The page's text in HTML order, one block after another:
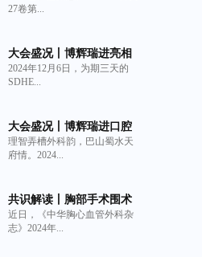
（2024年版）与非交联猪
外基质材料生物补片的临
床获益
27卷第...
大会盛况丨博辉瑞进亮相
2024深圳亚太口腔展
2024年12月6日，为期三天的
SDHE...
大会盛况丨博辉瑞进口腔
系列产品亮相中华口腔医
学会牙及牙槽外科专业委
术年会
理智弄槽外科韵，巴山蜀水天
府情。2024...
共识解读丨胸部手术围术
期持续性肺漏气管理策略
专家共识与非交联猪小肠
近日，《中华胸心血管外科杂
志》2024年...